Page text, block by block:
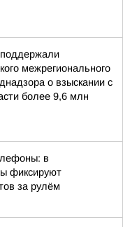
межрегионального
о взыскании с
более 9,6 млн
в
фиксируют
за рулём